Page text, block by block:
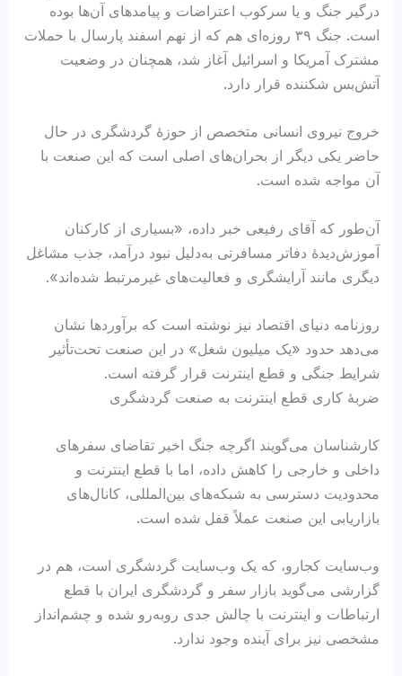
درگیر جنگ و یا سرکوب اعتراضات و پیامدهای آن‌ها بوده
است. جنگ ۳۹ روزه‌ای هم که از نهم اسفند پارسال با حملات
مشترک آمریکا و اسرائیل آغاز شد، همچنان در وضعیت
آتش‌بس شکننده قرار دارد.
خروج نیروی انسانی متخصص از حوزهٔ گردشگری در حال
حاضر یکی دیگر از بحران‌های اصلی است که این صنعت با
آن مواجه شده است.
آن‌طور که آقای رفیعی خبر داده، «بسیاری از کارکنان
آموزش‌دیدهٔ دفاتر مسافرتی به‌دلیل نبود درآمد، جذب مشاغل
دیگری مانند آرایشگری و فعالیت‌های غیرمرتبط شده‌اند».
روزنامه دنیای اقتصاد نیز نوشته است که برآوردها نشان
می‌دهد حدود «یک ‌میلیون شغل» در این صنعت تحت‌تأثیر
شرایط جنگی و قطع اینترنت قرار گرفته است.
ضربۀ کاری قطع اینترنت به صنعت گردشگری
کارشناسان می‌گویند اگرچه جنگ اخیر تقاضای سفرهای
داخلی و خارجی را کاهش داده، اما با قطع اینترنت و
محدودیت دسترسی به شبکه‌های بین‌المللی، کانال‌های
بازاریابی این صنعت عملاً قفل شده است.
وب‌سایت کجارو، که یک وب‌سایت گردشگری است، هم در
گزارشی می‌گوید بازار سفر و گردشگری ایران با قطع
ارتباطات و اینترنت با چالش جدی روبه‌رو شده و چشم‌انداز
مشخصی نیز برای آینده وجود ندارد.